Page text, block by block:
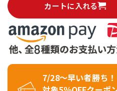
カートに入れる
7/28～早い者勝ち